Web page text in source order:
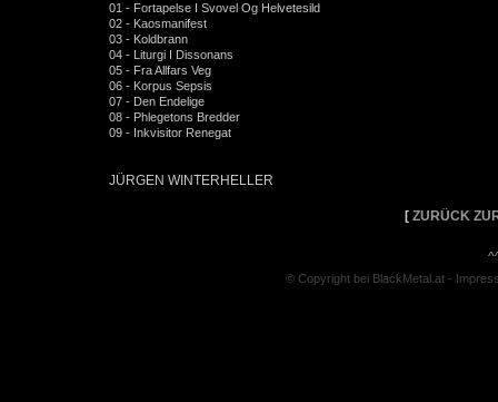
01 - Fortapelse I Svovel Og Helvetesild
02 - Kaosmanifest
03 - Koldbrann
04 - Liturgi I Dissonans
05 - Fra Allfars Veg
06 - Korpus Sepsis
07 - Den Endelige
08 - Phlegetons Bredder
09 - Inkvisitor Renegat
JÜRGEN WINTERHELLER
[ ZURÜCK
© Copyright bei BlackMetal.at -